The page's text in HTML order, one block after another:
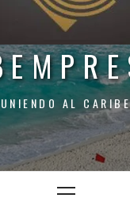
UNIENDO AL